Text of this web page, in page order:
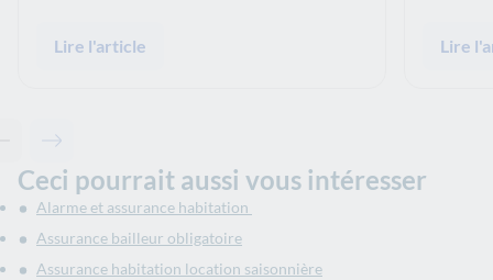
Lire l'article Lire
Contenu précédent - Articles associés
Contenu suivant - Articles associés
Ceci pourrait aussi vous intéresser
Alarme et assurance habitation
Assurance bailleur obligatoire
Assurance habitation location saisonnière